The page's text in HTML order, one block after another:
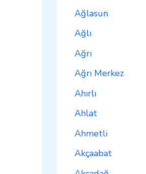
Ağlasun
Ağlı
Ağrı
Ağrı Merkez
Ahırlı
Ahlat
Ahmetli
Akçaabat